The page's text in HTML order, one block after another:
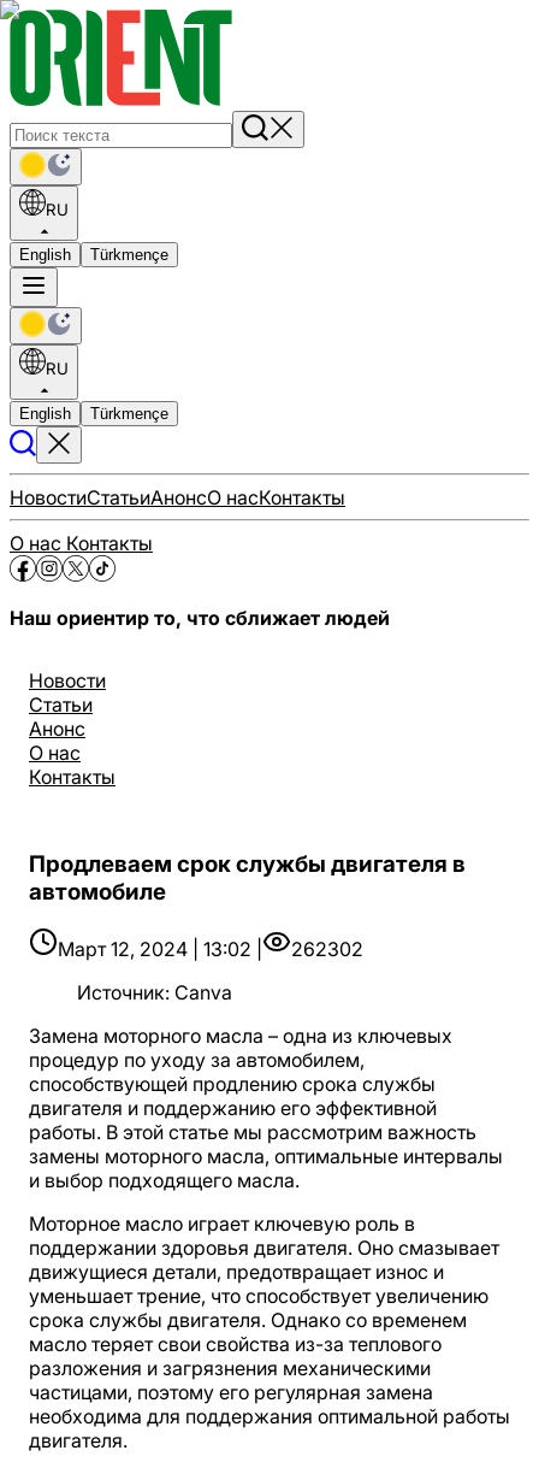
RU
English Türkmençe
RU
English Türkmençe
НовостиСтатьиАнонсО насКонтакты
О нас Контакты
Наш ориентир то, что сближает людей
Новости
Статьи
Анонс
О нас
Контакты
Продлеваем срок службы двигателя в
автомобиле
Март 12, 2024 | 13:02 |
262302
Источник: Canva
Замена моторного масла – одна из ключевых
процедур по уходу за автомобилем,
способствующей продлению срока службы
двигателя и поддержанию его эффективной
работы. В этой статье мы рассмотрим важность
замены моторного масла, оптимальные интервалы
и выбор подходящего масла.
Моторное масло играет ключевую роль в
поддержании здоровья двигателя. Оно смазывает
движущиеся детали, предотвращает износ и
уменьшает трение, что способствует увеличению
срока службы двигателя. Однако со временем
масло теряет свои свойства из-за теплового
разложения и загрязнения механическими
частицами, поэтому его регулярная замена
необходима для поддержания оптимальной работы
двигателя.